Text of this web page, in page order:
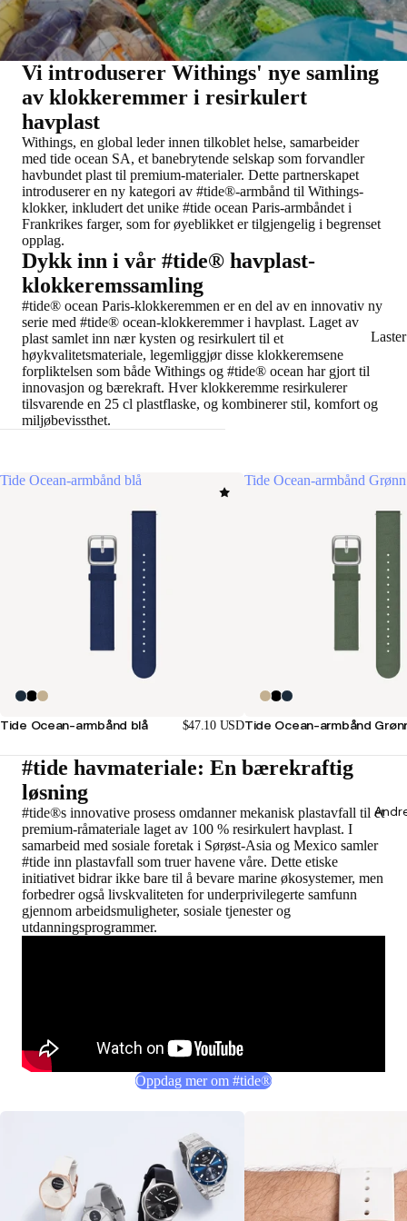
Vi introduserer Withings' nye samling
av klokkeremmer i resirkulert
havplast
Withings, en global leder innen tilkoblet helse, samarbeider
med tide ocean SA, et banebrytende selskap som forvandler
havbundet plast til premium-materialer. Dette partnerskapet
introduserer en ny kategori av #tide®-armbånd til Withings-
klokker, inkludert det unike #tide ocean Paris-armbåndet i
Frankrikes farger, som for øyeblikket er tilgjengelig i begrenset
opplag.
Dykk inn i vår #tide® havplast-
klokkeremssamling
#tide® ocean Paris-klokkeremmen er en del av en innovativ ny
serie med #tide® ocean-klokkeremmer i havplast. Laget av
plast samlet inn nær kysten og resirkulert til et
høykvalitetsmateriale, legemliggjør disse klokkeremsene
forpliktelsen som både Withings og #tide® ocean har gjort til
innovasjon og bærekraft. Hver klokkeremme resirkulerer
tilsvarende en 25 cl plastflaske, og kombinerer stil, komfort og
miljøbevissthet.
Tide Ocean-armbånd blå
Tide Ocean-armbånd blå $47.10 USD
Tide Ocean-armbånd Grønn
Tide Ocean-armbånd
#tide havmateriale: En bærekraftig
løsning
#tide®s innovative prosess omdanner mekanisk plastavfall til et
premium-råmateriale laget av 100 % resirkulert havplast. I
samarbeid med sosiale foretak i Sørøst-Asia og Mexico samler
#tide inn plastavfall som truer havene våre. Dette etiske
initiativet bidrar ikke bare til å bevare marine økosystemer, men
forbedrer også livskvaliteten for underprivilegerte samfunn
gjennom arbeidsmuligheter, sosiale tjenester og
utdanningsprogrammer.
Oppdag mer om #tide®